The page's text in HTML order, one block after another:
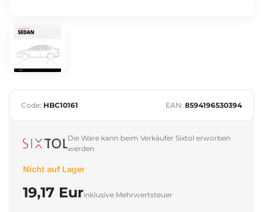
Code: HBC10161 EAN: 8594196530394
Die Ware kann beim Verkäufer Sixtol erworben
werden
Nicht auf Lager
19,17 Eurinklusive Mehrwertsteuer